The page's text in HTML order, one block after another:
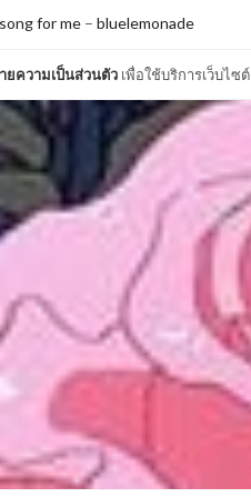
ยความเป็นส่วนตัว เพื่อใช้บริการเว็บไซต์
for me– bluelemonade